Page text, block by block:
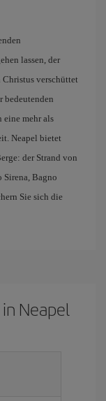
lassen, der
Christus verschüttet
bedeutenden
eine mehr als
Neapel bietet
der Strand von
Sirena, Bagno
Sie sich die
Neapel